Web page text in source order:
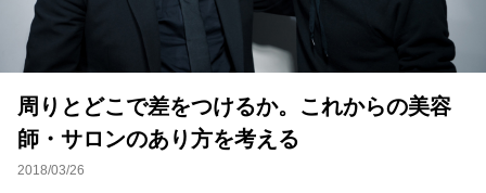
スキルアップ ビジネス 学び
カルチャー
イベントレポート ライフスタイル
美容師 イベント 経営
周りとどこで差をつけるか。これからの美容
師・サロンのあり方を考える
2018/03/26